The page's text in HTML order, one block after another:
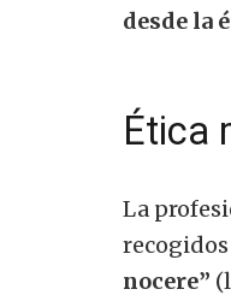
desde la
Ética
La
nocere”